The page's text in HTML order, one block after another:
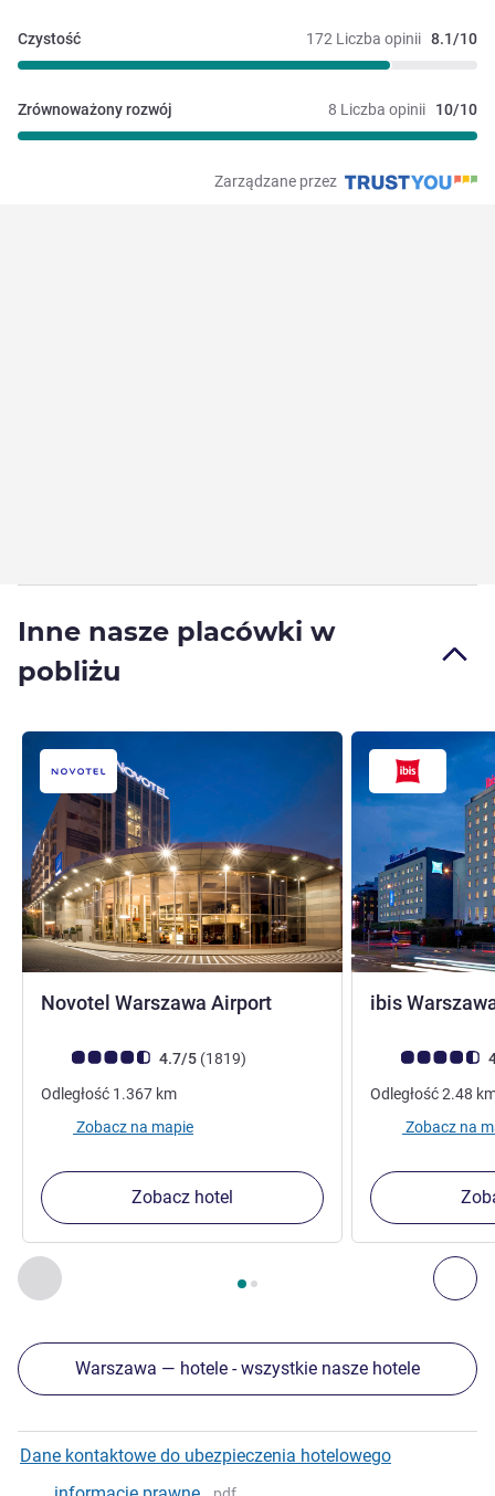
172 Liczba opinii 8.1/10
Czystość
8 Liczba opinii 10/10
Zrównoważony rozwój
Zarządzane przez
Inne nasze placówki w
pobliżu
Poprzedni - Inne nasze placówki w pobliżu
Strona , Inne nasze placówki w pobliżu 1 :, Inne nasze
Novotel Warszawa Airport4 gwiazdki
Ocena klientów (Ocena ALL)
4.7/5 (1819Liczba opinii
)
Odległość 1.367 km
Zobacz na mapie
Zobacz hotel
ibis
Ocena klientów
Odległość2.48
Zobacz na
Warszawa — hotele - wszystkie nasze hotele
Dane kontaktowe do ubezpieczenia hotelowego